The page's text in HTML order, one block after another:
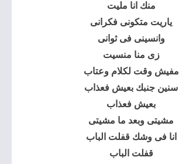
منك انا مليت
ياريت متكونى فكرانى
وانسينى فى ثوانى
زى منا منسيت
مفيش وقت لكلام وعتاب
سنين جنبك بعيش فعذاب
بعيش فعذاب
مشيتى وبعد ما مشيتى
انا فى وشك قفلت الباب
قفلت الباب